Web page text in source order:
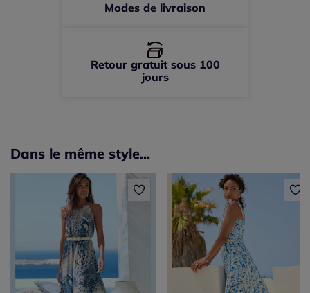
Modes de livraison
Retour gratuit sous 100
jours
Dans le même style...